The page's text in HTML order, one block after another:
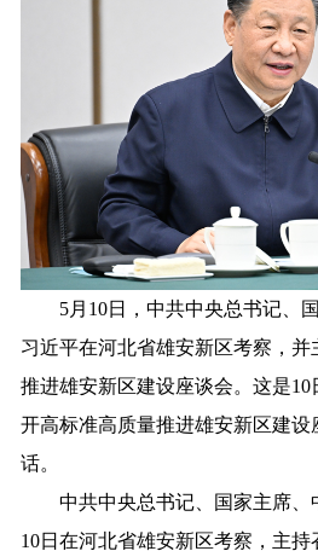
5月10日，中共中央总书记、国
习近平在河北省雄安新区考察，
推进雄安新区建设座谈会。这是
开高标准高质量推进雄安新区建
话。
中共中央总书记、国家主席、
10日在河北省雄安新区考察，主